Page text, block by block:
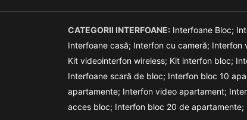
CATEGORII INTERFOANE: Interfoane Bloc;
Interfoane casă; Interfon cu cameră; Interfon
Kit videointerfon wireless; Kit interfon bloc;
Interfoane scară de bloc; Interfon bloc 10
apartamente; Interfon video apartament;
acces bloc; Interfon bloc 20 de apartamente;